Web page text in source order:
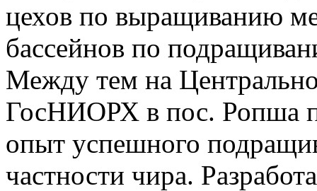
цехов по выращиванию
бассейнов по
Между тем на
ГосНИОРХ в пос. Ропша
опыт успешного
частности чира.